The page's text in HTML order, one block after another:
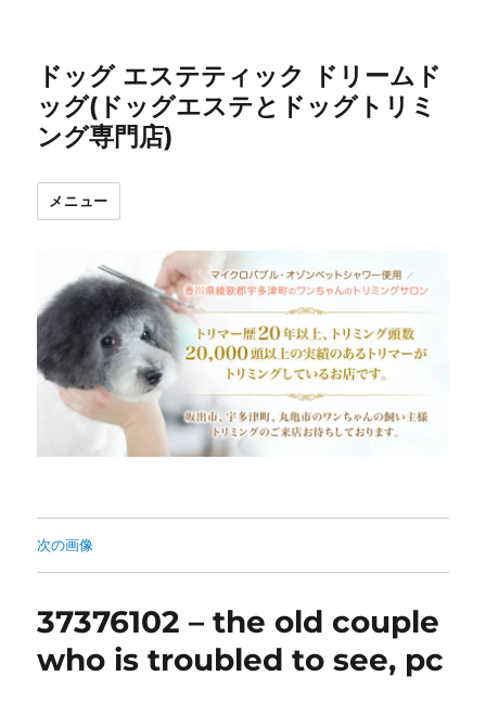
ドッグ エステティック ドリームド
ッグ(ドッグエステとドッグトリミ
ング専門店)
メニュー
次の画像
37376102 – the old couple
who is troubled to see, pc